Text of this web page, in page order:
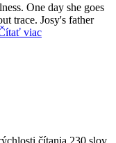
One day she goes
trace. Josy's father
viac
čítania 230 slov